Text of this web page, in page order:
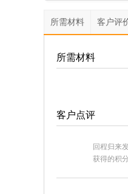
所需材料 客户评
所需材料
客户点评
回程归来
获得的积